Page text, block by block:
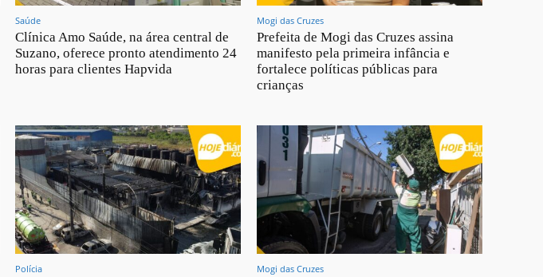
Saúde
Clínica Amo Saúde, na área central de
Suzano, oferece pronto atendimento 24
horas para clientes Hapvida
Mogi das Cruzes
Prefeita de Mogi das Cruzes assina
manifesto pela primeira infância e
fortalece políticas públicas para
crianças
Polícia Mogi das Cruzes